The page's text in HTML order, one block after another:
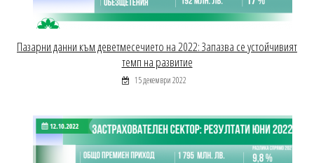
Пазарни данни към деветмесечието на 2022: Запазва се устойчивият
темп на развитие
15 декември 2022